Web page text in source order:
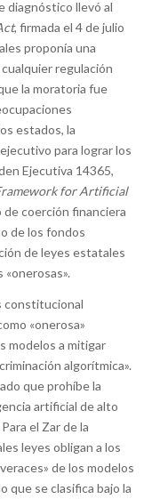
diagnóstico llevó al
, firmada el 4 de julio
proponía una
regulación
la moratoria fue
estados, la
para lograr los
Ejecutiva 14365,
for Artificial
coerción financiera
de los fondos
de leyes estatales
constitucional
«onerosa»
modelos a mitigar
algorítmica».
que prohíbe la
artificial de alto
el Zar de la
leyes obligan a los
de los modelos
que se clasifica bajo la